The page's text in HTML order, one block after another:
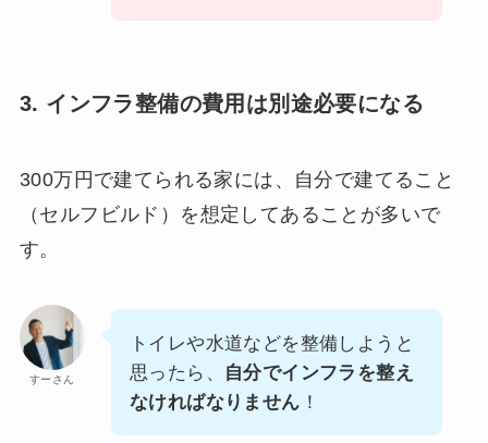
3. インフラ整備の費用は別途必要になる
300万円で建てられる家には、自分で建てること
（セルフビルド）を想定してあることが多いで
す。
すーさん
トイレや水道などを整備しようと
思ったら、
自分でインフラを整え
なければなりません ！